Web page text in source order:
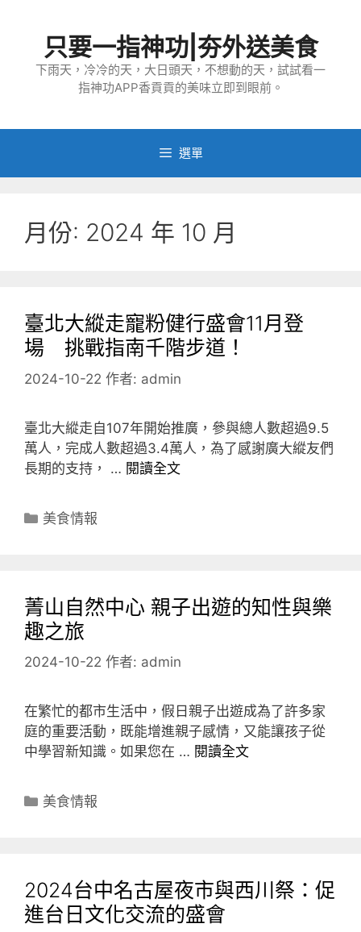
只要一指神功|夯外送美食
下雨天，冷冷的天，大日頭天，不想動的天，試試看一
指神功APP香貢貢的美味立即到眼前。
選單
月份: 2024 年 10 月
臺北大縱走寵粉健行盛會11月登
場 挑戰指南千階步道！
2024-10-22 作者: admin
臺北大縱走自107年開始推廣，參與總人數超過9.5
萬人，完成人數超過3.4萬人，為了感謝廣大縱友們
長期的支持， … 閱讀全文
分
美食情報
菁山自然中心 親子出遊的知性與樂
趣之旅
2024-10-22 作者: admin
在繁忙的都市生活中，假日親子出遊成為了許多家
庭的重要活動，既能增進親子感情，又能讓孩子從
中學習新知識。如果您在 … 閱讀全文
分
美食情報
2024台中名古屋夜市與西川祭：促
進台日文化交流的盛會